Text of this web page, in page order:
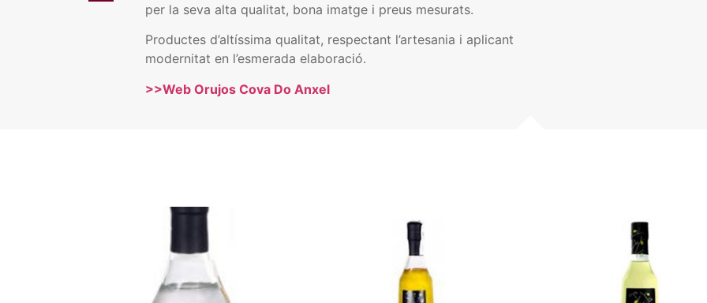
per la seva alta qualitat, bona imatge i preus mesurats.
Productes d’altíssima qualitat, respectant l’artesania i aplicant
modernitat en l’esmerada elaboració.
>>Web Orujos Cova Do Anxel